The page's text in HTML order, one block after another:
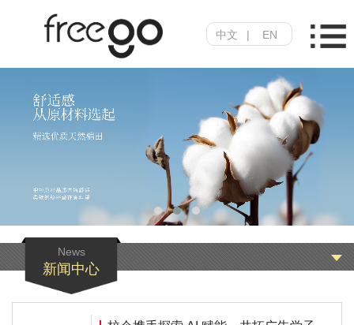
中文 | EN
News
新闻中心